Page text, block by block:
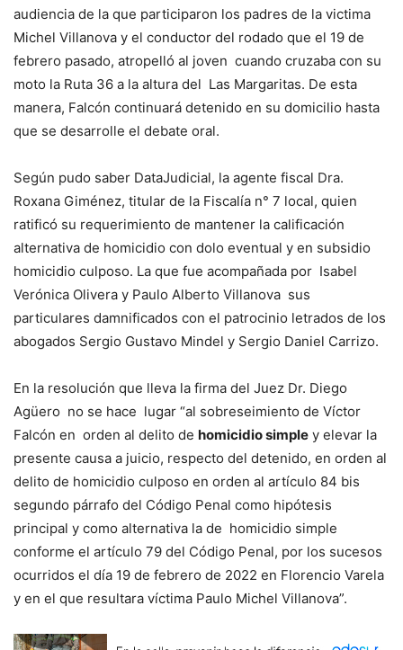
audiencia de la que participaron los padres de la victima
Michel Villanova y el conductor del rodado que el 19 de
febrero pasado, atropelló al joven cuando cruzaba con su
moto la Ruta 36 a la altura del Las Margaritas. De esta
manera, Falcón continuará detenido en su domicilio hasta
que se desarrolle el debate oral.
Según pudo saber DataJudicial, la agente fiscal Dra.
Roxana Giménez, titular de la Fiscalía n° 7 local, quien
ratificó su requerimiento de mantener la calificación
alternativa de homicidio con dolo eventual y en subsidio
homicidio culposo. La que fue acompañada por Isabel
Verónica Olivera y Paulo Alberto Villanova sus
particulares damnificados con el patrocinio letrados de los
abogados Sergio Gustavo Mindel y Sergio Daniel Carrizo.
En la resolución que lleva la firma del Juez Dr. Diego
Agüero no se hace lugar “al sobreseimiento de Víctor
Falcón en orden al delito de homicidio simple y elevar la
presente causa a juicio, respecto del detenido, en orden al
delito de homicidio culposo en orden al artículo 84 bis
segundo párrafo del Código Penal como hipótesis
principal y como alternativa la de homicidio simple
conforme el artículo 79 del Código Penal, por los sucesos
ocurridos el día 19 de febrero de 2022 en Florencio Varela
y en el que resultara víctima Paulo Michel Villanova”.